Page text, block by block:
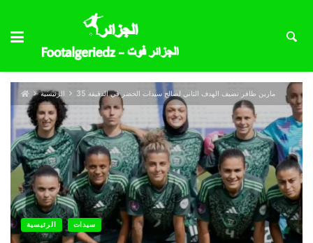
الرئيسية مارين ظافر تضيف الهدف الثاني لصالح سيدات الخضر في الدقيقة 35
الرئيسية سيدات